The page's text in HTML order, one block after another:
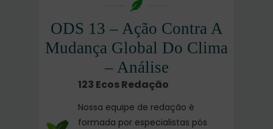
ODS 13 – Ação Contra A
Mudança Global Do Clima
– Análise
123 Ecos Redação
Nossa equipe de redação é
formada por especialistas pós